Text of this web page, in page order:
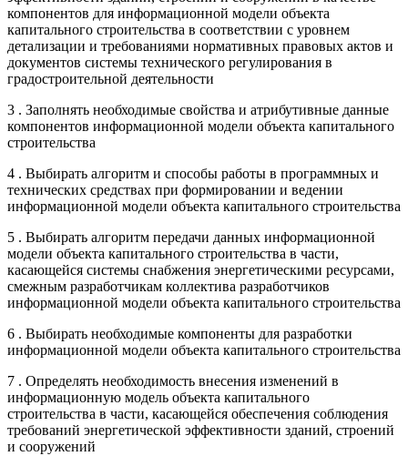
компонентов для информационной модели объекта
капитального строительства в соответствии с уровнем
детализации и требованиями нормативных правовых актов и
документов системы технического регулирования в
градостроительной деятельности
3 . Заполнять необходимые свойства и атрибутивные данные
компонентов информационной модели объекта капитального
строительства
4 . Выбирать алгоритм и способы работы в программных и
технических средствах при формировании и ведении
информационной модели объекта капитального строительства
5 . Выбирать алгоритм передачи данных информационной
модели объекта капитального строительства в части,
касающейся системы снабжения энергетическими ресурсами,
смежным разработчикам коллектива разработчиков
информационной модели объекта капитального строительства
6 . Выбирать необходимые компоненты для разработки
информационной модели объекта капитального строительства
7 . Определять необходимость внесения изменений в
информационную модель объекта капитального
строительства в части, касающейся обеспечения соблюдения
требований энергетической эффективности зданий, строений
и сооружений